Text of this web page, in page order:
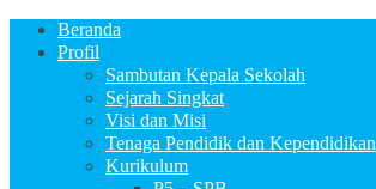
Beranda
Profil
Sambutan Kepala Sekolah
Sejarah Singkat
Visi dan Misi
Tenaga Pendidik dan Kependidikan
Kurikulum